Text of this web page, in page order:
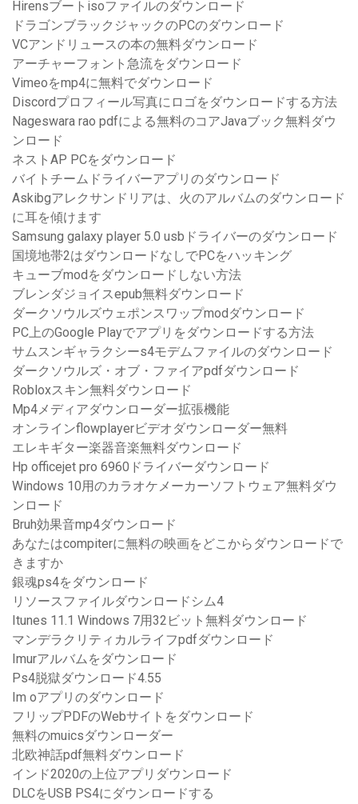
Hirensブートisoファイルのダウンロード
ドラゴンブラックジャックのPCのダウンロード
VCアンドリュースの本の無料ダウンロード
アーチャーフォント急流をダウンロード
Vimeoをmp4に無料でダウンロード
Discordプロフィール写真にロゴをダウンロードする方法
Nageswara rao pdfによる無料のコアJavaブック無料ダウ
ンロード
ネストAP PCをダウンロード
バイトチームドライバーアプリのダウンロード
Askibgアレクサンドリアは、火のアルバムのダウンロード
に耳を傾けます
Samsung galaxy player 5.0 usbドライバーのダウンロード
国境地帯2はダウンロードなしでPCをハッキング
キューブmodをダウンロードしない方法
ブレンダジョイスepub無料ダウンロード
ダークソウルズウェポンスワップmodダウンロード
PC上のGoogle Playでアプリをダウンロードする方法
サムスンギャラクシーs4モデムファイルのダウンロード
ダークソウルズ・オブ・ファイアpdfダウンロード
Robloxスキン無料ダウンロード
Mp4メディアダウンローダー拡張機能
オンラインflowplayerビデオダウンローダー無料
エレキギター楽器音楽無料ダウンロード
Hp officejet pro 6960ドライバーダウンロード
Windows 10用のカラオケメーカーソフトウェア無料ダウ
ンロード
Bruh効果音mp4ダウンロード
あなたはcompiterに無料の映画をどこからダウンロードで
きますか
銀魂ps4をダウンロード
リソースファイルダウンロードシム4
Itunes 11.1 Windows 7用32ビット無料ダウンロード
マンデラクリティカルライフpdfダウンロード
Imurアルバムをダウンロード
Ps4脱獄ダウンロード4.55
Im oアプリのダウンロード
フリップPDFのWebサイトをダウンロード
無料のmuicsダウンローダー
北欧神話pdf無料ダウンロード
インド2020の上位アプリダウンロード
DLCをUSB PS4にダウンロードする